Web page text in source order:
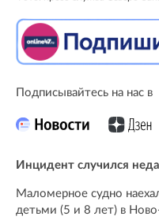
Подписывайтесь на нас в
Инцидент случился
Маломерное судно
детьми (5 и 8 лет) в